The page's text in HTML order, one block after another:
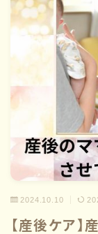
2024.10.10
【産後ケア